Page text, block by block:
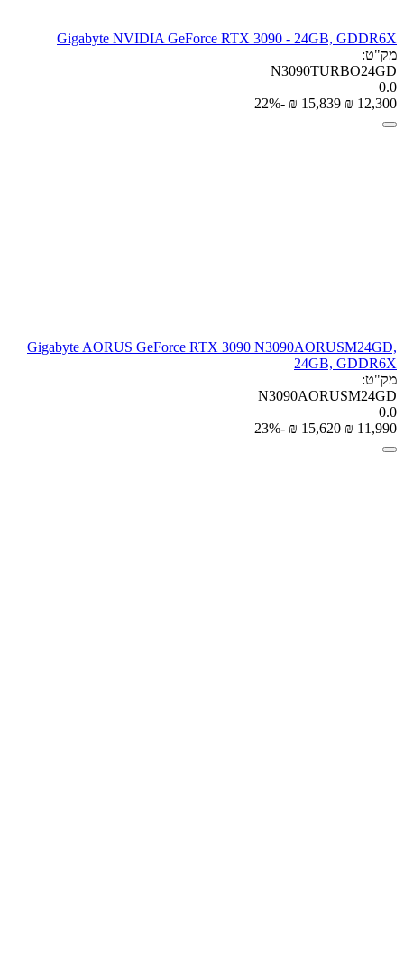
Gigabyte NVIDIA GeForce RTX 3090 - 24GB, GDDR6X
מק"ט:
N3090TURBO24GD
0.0
₪ 12,300
₪ 15,839
-22%
Gigabyte AORUS GeForce RTX 3090 N3090AORUSM24GD,
24GB, GDDR6X
מק"ט:
N3090AORUSM24GD
0.0
₪ 11,990
₪ 15,620
-23%